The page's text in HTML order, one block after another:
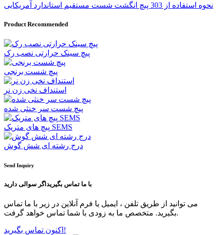
نحوه استفاده از 303 پیچ انگشت شست مستقیم استاندارد آمریکایی
Product Recommended
پیچ سینک حرارتی نصب رک
پیچ شست برنجی
استنداف نخی زن نر
پیچ شست سر خنثی شده
پیچ های متریک SEMS
درج رشته ای شش گوش
Send Inquiry
با ما تماس بگیرید اگر سوالی دارید
می توانید از طریق تلفن ، ایمیل یا فرم آنلاین در زیر با ما تماس
بگیرید. متخصص ما به زودی با شما تماس خواهد گرفت.
اکنون تماس بگیرید!